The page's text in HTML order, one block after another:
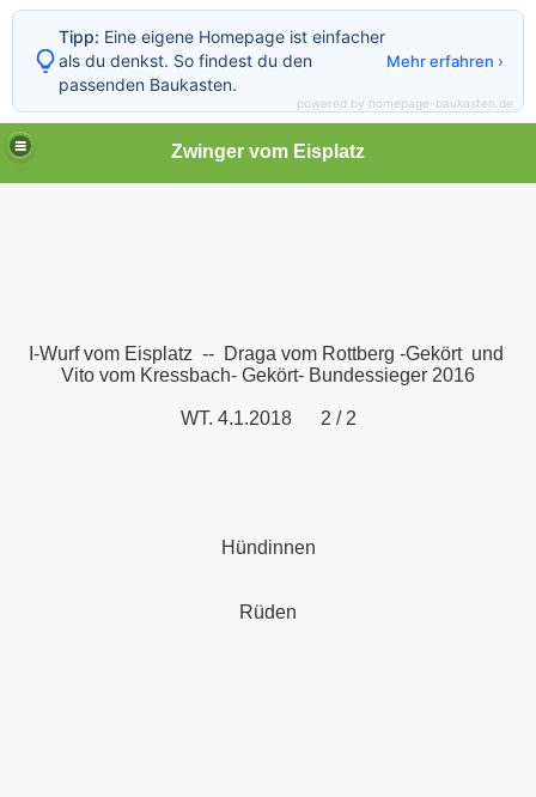
Zwinger vom Eisplatz
I-Wurf vom Eisplatz -- Draga vom Rottberg -Gekört und
Vito vom Kressbach- Gekört- Bundessieger 2016
WT. 4.1.2018 2 / 2
Hündinnen
Rüden
Tipp: Eine eigene Homepage ist einfacher
als du denkst. So findest du den
passenden Baukasten.
Mehr erfahren ›
powered by homepage-baukasten.de